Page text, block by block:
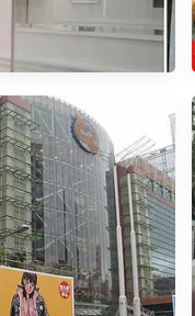
店推薦】銅鑼灣迷你
。地點方便，學生、
單人住宿好選擇